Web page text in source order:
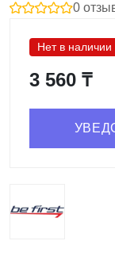
0
Нет в наличии
3 560 ₸